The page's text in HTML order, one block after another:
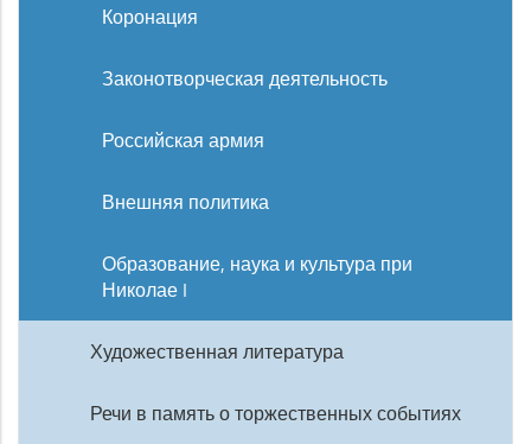
Коронация
Законотворческая деятельность
Российская армия
Внешняя политика
Образование, наука и культура при
Николае I
Художественная литература
Речи в память о торжественных событиях